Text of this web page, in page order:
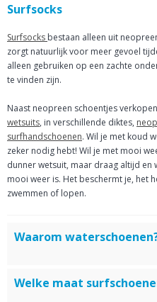
Surfsocks
Surfsocks bestaan alleen uit
zorgt natuurlijk voor meer gevoel
alleen gebruiken op een zachte
te vinden zijn.
Naast neopreen schoentjes
wetsuits, in verschillende diktes,
surfhandschoenen. Wil je met koud
zeker nodig hebt! Wil je met mooi
dunner wetsuit, maar draag altijd en
mooi weer is. Het beschermt je, het
zwemmen of lopen.
Waarom
ze zorgen dat je niet uitglijd en het
Welke maat